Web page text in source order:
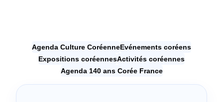
Agenda Culture CoréenneEvénements coréens
Expositions coréennesActivités coréennes
Agenda 140 ans Corée France